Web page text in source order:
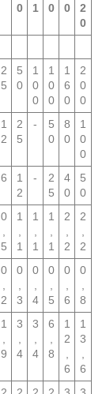
0
1
0
0
2
0
2
5
5
0
1
0
0
1
0
0
1
6
0
2
0
0
1
2
2
5
-
5
0
8
0
1
0
0
6
1
2
-
2
5
4
0
5
0
0
5
1
1
1
1
1
1
2
2
2
2
0
2
0
3
0
4
0
5
0
6
0
8
1
9
3
4
3
4
6
8
1
2
6
1
3
6